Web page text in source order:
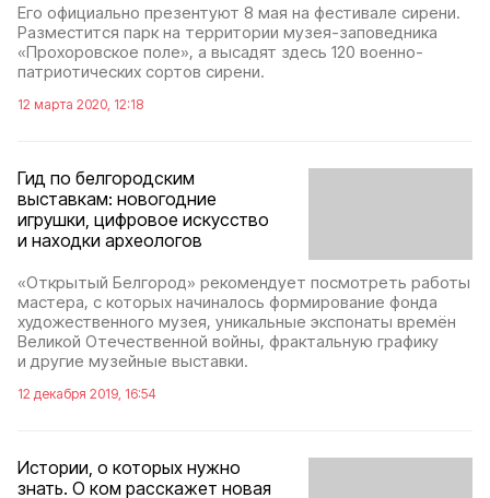
Его официально презентуют 8 мая на фестивале сирени.
Разместится парк на территории музея-заповедника
«Прохоровское поле», а высадят здесь 120 военно-
патриотических сортов сирени.
12 марта 2020, 12:18
Гид по белгородским
выставкам: новогодние
игрушки, цифровое искусство
и находки археологов
«Открытый Белгород» рекомендует посмотреть работы
мастера, с которых начиналось формирование фонда
художественного музея, уникальные экспонаты времён
Великой Отечественной войны, фрактальную графику
и другие музейные выставки.
12 декабря 2019, 16:54
Истории, о которых нужно
знать. О ком расскажет новая